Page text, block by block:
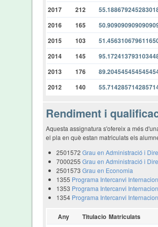
2017
212
2016
165
2015
103
2014
145
2013
176
2012
140
Rendiment i
Aquesta assignatura s'ofereix a més
el pla en què estan matriculats els
2501572Grau en Administració i
7000255Grau en Administració i
2501573Grau en Economia
1355 Programa Intercanvi
1353 Programa Intercanvi
1354 Programa Intercanvi
Any Titulacio Matriculats